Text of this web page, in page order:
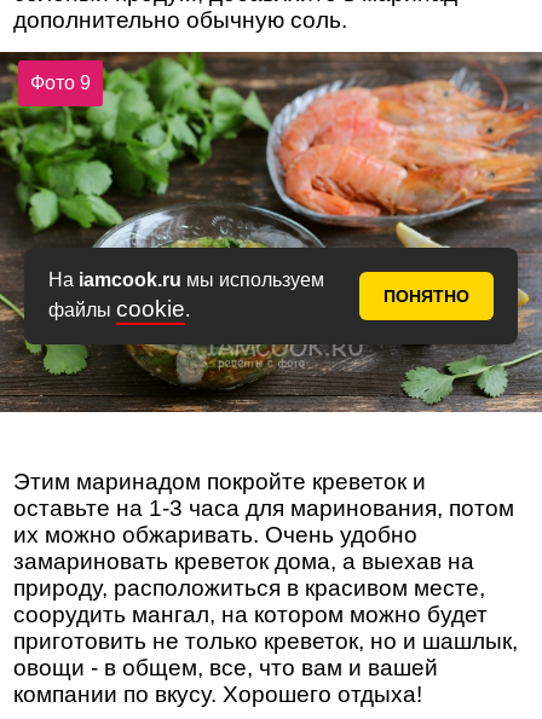
На iamcook.ru мы используем
файлы cookie.
ПОНЯТНО
дополнительно обычную соль.
Фото 9
Этим маринадом покройте креветок и
оставьте на 1-3 часа для маринования, потом
их можно обжаривать. Очень удобно
замариновать креветок дома, а выехав на
природу, расположиться в красивом месте,
соорудить мангал, на котором можно будет
приготовить не только креветок, но и шашлык,
овощи - в общем, все, что вам и вашей
компании по вкусу. Хорошего отдыха!